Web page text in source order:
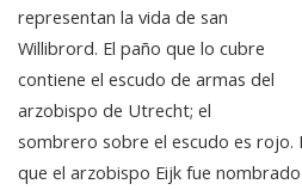
representan la vida de san
Willibrord. El paño que lo cubre
contiene el escudo de armas del
arzobispo de Utrecht; el
sombrero sobre el escudo es rojo.
que el arzobispo Eijk fue